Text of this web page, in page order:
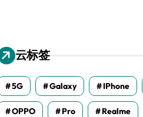
云标签
5G Galaxy IPhone
OPPO Pro Realme